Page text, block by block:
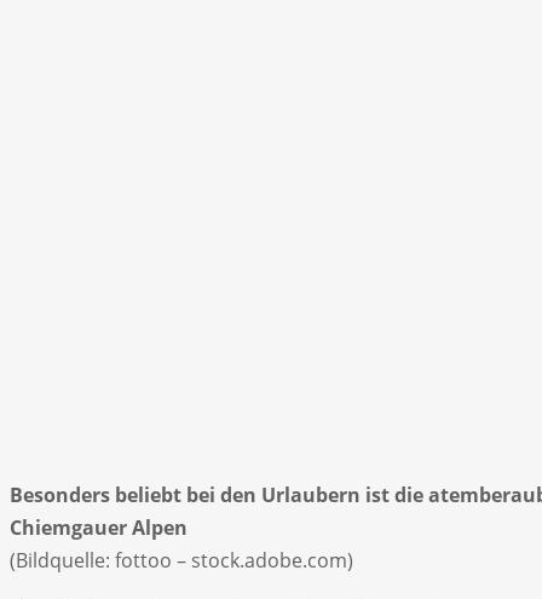
Besonders beliebt bei den Urlaubern ist die
Chiemgauer Alpen
(Bildquelle: fottoo – stock.adobe.com)